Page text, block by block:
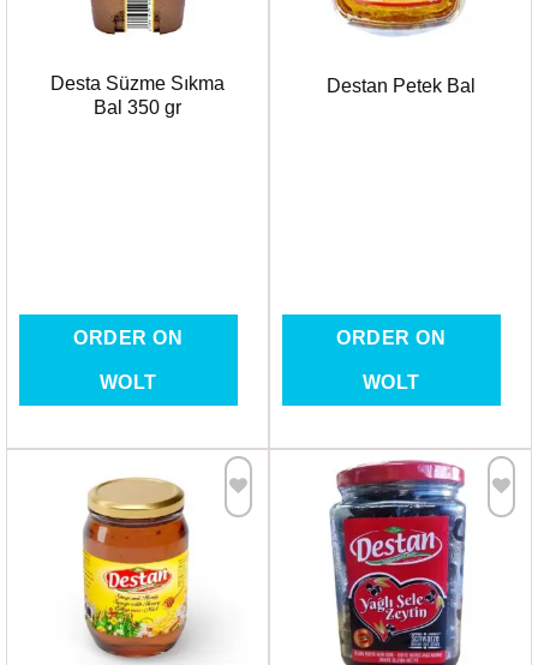
Desta Süzme Sıkma
Bal 350 gr
ORDER ON
WOLT
Destan Petek Bal
ORDER ON
WOLT
Favorilere
Favorilere
Ekle